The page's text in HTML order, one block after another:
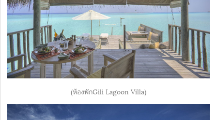
(ห้องพักGili Lagoon Villa)